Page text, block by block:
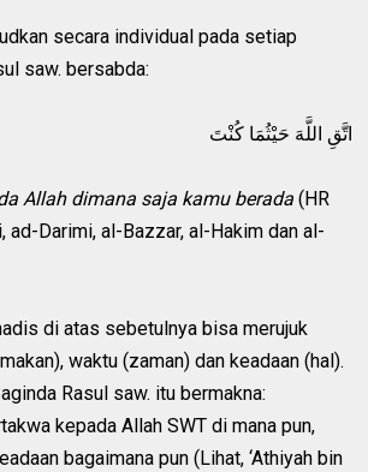
secara individual pada setiap
saw. bersabda:
اتَّقِ اللَّهَ حَيْثُمَا كُنْتَ
Allah dimana saja kamu berada (HR
ad-Darimi, al-Bazzar, al-Hakim dan al-
di atas sebetulnya bisa merujuk
waktu (zaman) dan keadaan (hal).
Rasul saw. itu bermakna:
kepada Allah SWT di mana pun,
bagaimana pun (Lihat, ‘Athiyah bin